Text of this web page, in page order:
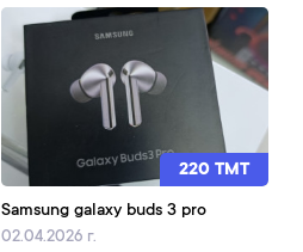
220 TMT
Samsung galaxy buds 3 pro
02.04.2026 г.